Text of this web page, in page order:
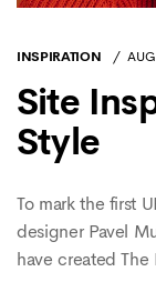
INSPIRATION
Site
Style
To mark the first
designer Pavel
have created